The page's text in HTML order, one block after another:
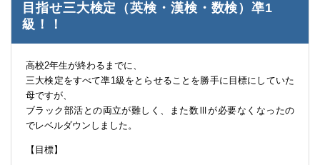
目指せ三大検定（英検・漢検・数検）凖1
級！！
高校2年生が終わるまでに、
三大検定をすべて凖1級をとらせることを勝手に目標にしていた
母ですが、
ブラック部活との両立が難しく、また数Ⅲが必要なくなったの
でレベルダウンしました。
【目標】